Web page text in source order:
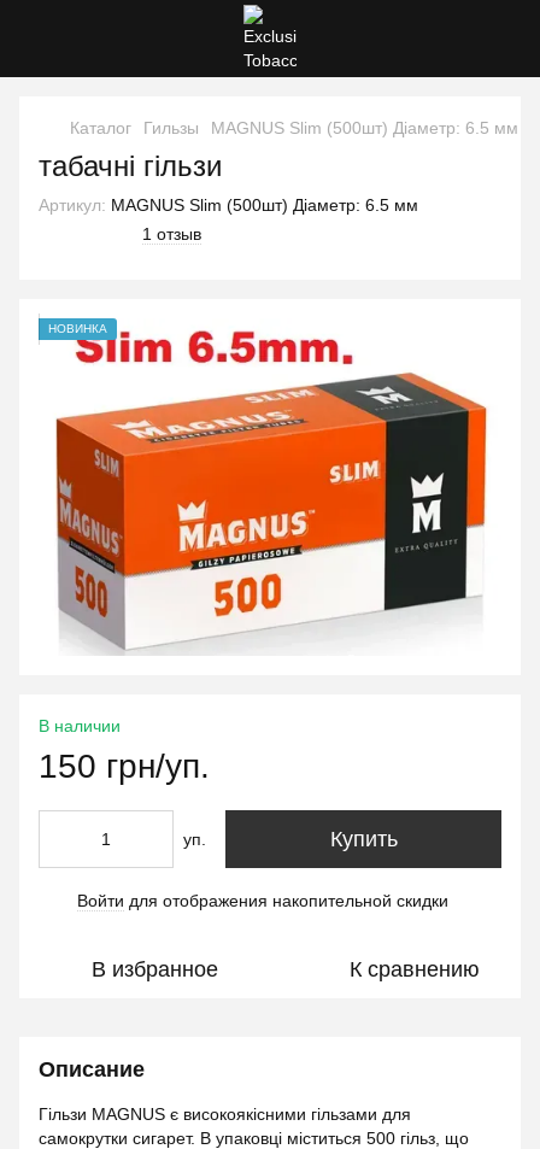
Каталог Гильзы MAGNUS Slim (500шт) Діаметр: 6.5 мм
табачні гільзи
Артикул: MAGNUS Slim (500шт) Діаметр: 6.5 мм
1 отзыв
НОВИНКА
В наличии
150 грн/уп.
уп. Купить
Войти для отображения накопительной скидки
В избранное К сравнению
Описание
Гільзи MAGNUS є високоякісними гільзами для
самокрутки сигарет. В упаковці міститься 500 гільз, що